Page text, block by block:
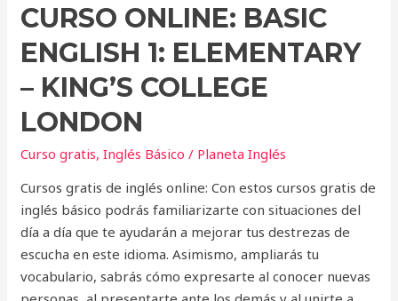
CURSO ONLINE: BASIC
ENGLISH 1: ELEMENTARY
– KING’S COLLEGE
LONDON
Curso gratis,Inglés Básico / Planeta Inglés
Cursos gratis de inglés online: Con estos cursos gratis de
inglés básico podrás familiarizarte con situaciones del
día a día que te ayudarán a mejorar tus destrezas de
escucha en este idioma. Asimismo, ampliarás tu
vocabulario, sabrás cómo expresarte al conocer nuevas